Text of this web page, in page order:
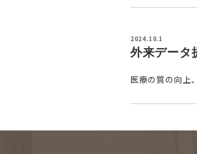
2024.10.1
外来データ
医療の質の向上